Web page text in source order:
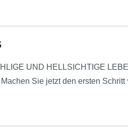
UND HELLSICHTIGE
Sie jetzt den ersten